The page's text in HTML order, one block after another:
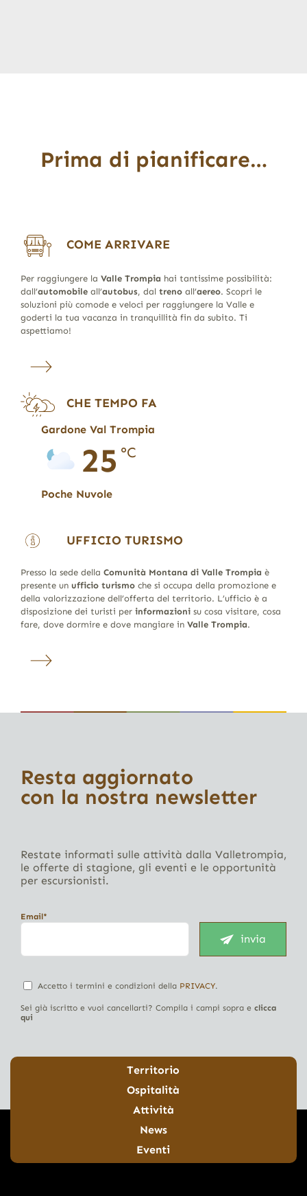
Prima di pianificare…
COME ARRIVARE
Per raggiungere la Valle Trompia hai tantissime possibilità:
dall’automobileall’autobus, dal trenoall’aereo. Scopri le
soluzioni più comode e veloci per raggiungere la Valle e
goderti la tua vacanza in tranquillità fin da subito. Ti
aspettiamo!
CHE TEMPO FA
Gardone Val Trompia
25 °C
Poche Nuvole
UFFICIO TURISMO
Presso la sede della Comunità Montana di Valle Trompia è
presente un ufficio turismoche si occupa della promozione e
della valorizzazione dell’offerta del territorio. L’ufficio è a
disposizione dei turisti per informazionisu cosa visitare, cosa
fare, dove dormire e dove mangiare in Valle Trompia.
Resta aggiornato
con la nostra newsletter
Restate informati sulle attività dalla Valletrompia,
le offerte di stagione, gli eventi e le opportunità
per escursionisti.
Email*
invia
Accetto i termini e condizioni della PRIVACY.
Sei già iscritto e vuoi cancellarti? Compila i campi sopra e clicca
qui
Territorio
Ospitalità
Attività
News
Eventi